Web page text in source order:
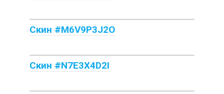
Скин #M6V9P3J2O
Скин #N7E3X4D2I